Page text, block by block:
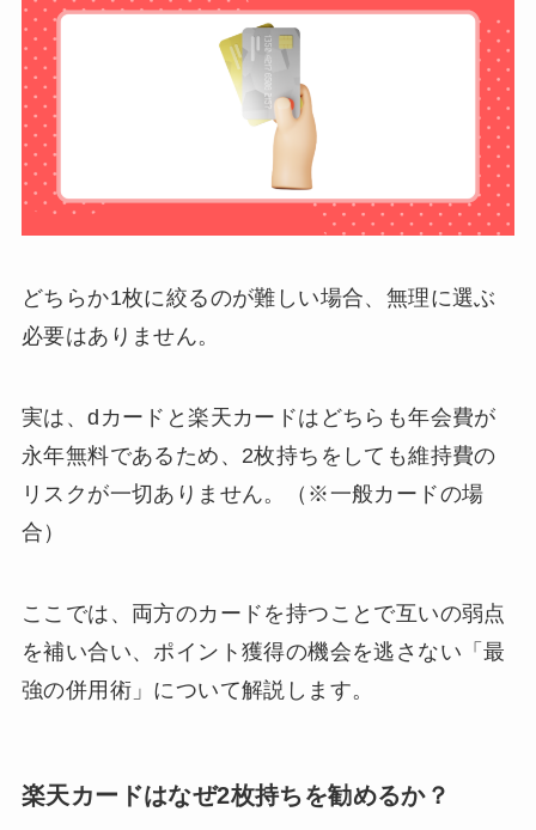
どちらか1枚に絞るのが難しい場合、無理に選ぶ
必要はありません。
実は、dカードと楽天カードはどちらも年会費が
永年無料であるため、2枚持ちをしても維持費の
リスクが一切ありません。（※一般カードの場
合）
ここでは、両方のカードを持つことで互いの弱点
を補い合い、ポイント獲得の機会を逃さない「最
強の併用術」について解説します。
楽天カードはなぜ2枚持ちを勧めるか？